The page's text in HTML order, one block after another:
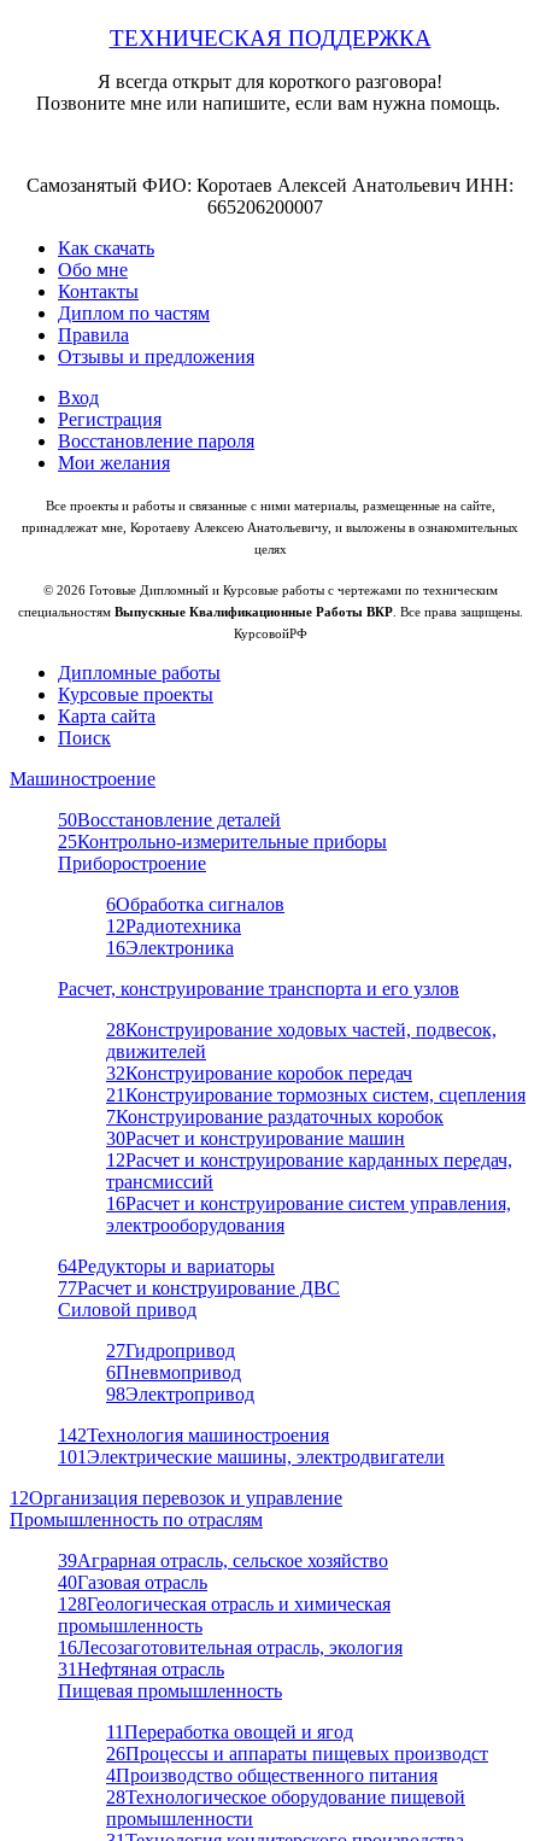
ТЕХНИЧЕСКАЯ ПОДДЕРЖКА
Я всегда открыт для короткого разговора!
Позвоните мне или напишите, если вам нужна помощь.
Самозанятый ФИО: Коротаев Алексей Анатольевич ИНН:
665206200007
Как скачать
Обо мне
Контакты
Диплом по частям
Правила
Отзывы и предложения
Вход
Регистрация
Восстановление пароля
Мои желания
Все проекты и работы и связанные с ними материалы, размещенные на сайте,
принадлежат мне, Коротаеву Алексею Анатольевичу, и выложены в ознакомительных
целях
© 2026 Готовые Дипломный и Курсовые работы с чертежами по техническим
специальностям Выпускные Квалификационные Работы ВКР. Все права защищены.
КурсовойРФ
Дипломные работы
Курсовые проекты
Карта сайта
Поиск
Машиностроение
50Восстановление деталей
25Контрольно-измерительные приборы
Приборостроение
6Обработка сигналов
12Радиотехника
16Электроника
Расчет, конструирование транспорта и его узлов
28Конструирование ходовых частей, подвесок,
движителей
32Конструирование коробок передач
21Конструирование тормозных систем, сцепления
7Конструирование раздаточных коробок
30Расчет и конструирование машин
12Расчет и конструирование карданных передач,
трансмиссий
16Расчет и конструирование систем управления,
электрооборудования
64Редукторы и вариаторы
77Расчет и конструирование ДВС
Силовой привод
27Гидропривод
6Пневмопривод
98Электропривод
142Технология машиностроения
101Электрические машины, электродвигатели
12Организация перевозок и управление
Промышленность по отраслям
39Аграрная отрасль, сельское хозяйство
40Газовая отрасль
128Геологическая отрасль и химическая
промышленность
16Лесозаготовительная отрасль, экология
31Нефтяная отрасль
Пищевая промышленность
11Переработка овощей и ягод
26Процессы и аппараты пищевых производст
4Производство общественного питания
28Технологическое оборудование пищевой
промышленности